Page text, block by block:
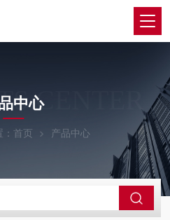
CENTER
中心
首页 产品中心